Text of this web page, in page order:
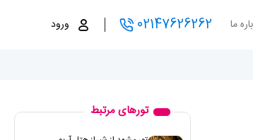
ما 02147626262 ورود
تورهای مرتبط